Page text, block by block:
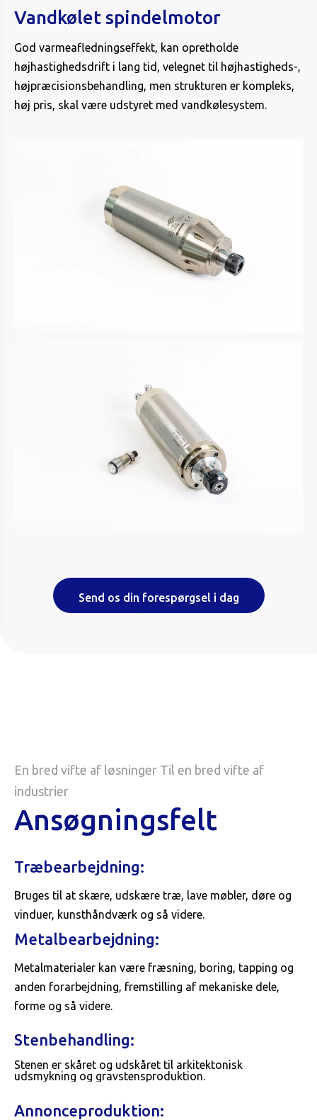
Vandkølet spindelmotor
God varmeafledningseffekt, kan opretholde
højhastighedsdrift i lang tid, velegnet til højhastigheds-,
højpræcisionsbehandling, men strukturen er kompleks,
høj pris, skal være udstyret med vandkølesystem.
Send os din forespørgsel i dag
En bred vifte af løsninger Til en bred vifte af
industrier
Ansøgningsfelt
Træbearbejdning:
Bruges til at skære, udskære træ, lave møbler, døre og
vinduer, kunsthåndværk og så videre.
Metalbearbejdning:
Metalmaterialer kan være fræsning, boring, tapping og
anden forarbejdning, fremstilling af mekaniske dele,
forme og så videre.
Stenbehandling:
Stenen er skåret og udskåret til arkitektonisk
udsmykning og gravstensproduktion.
Annonceproduktion: